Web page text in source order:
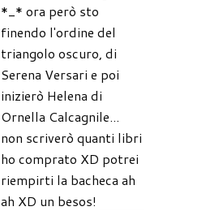
*_* ora però sto
finendo l'ordine del
triangolo oscuro, di
Serena Versari e poi
inizierò Helena di
Ornella Calcagnile...
non scriverò quanti libri
ho comprato XD potrei
riempirti la bacheca ah
ah XD un besos!